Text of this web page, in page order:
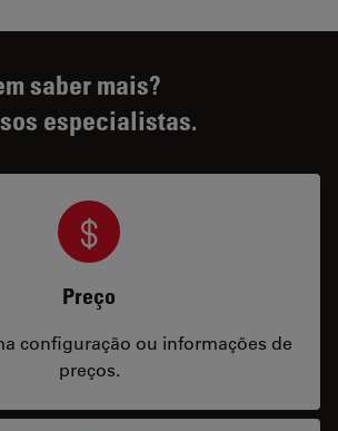
saber mais?
especialistas.
Preço
configuração ou informações de
preços.